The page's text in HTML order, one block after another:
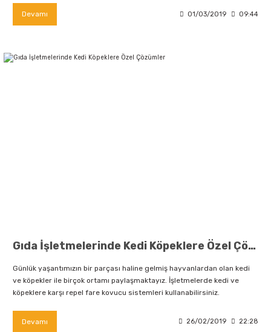
Devamı 01/03/2019 09:44
Gıda İşletmelerinde Kedi Köpeklere Özel Çözümler
Günlük yaşantımızın bir parçası haline gelmiş hayvanlardan olan kedi
ve köpekler ile birçok ortamı paylaşmaktayız. İşletmelerde kedi ve
köpeklere karşı repel fare kovucu sistemleri kullanabilirsiniz.
Devamı 26/02/2019 22:28